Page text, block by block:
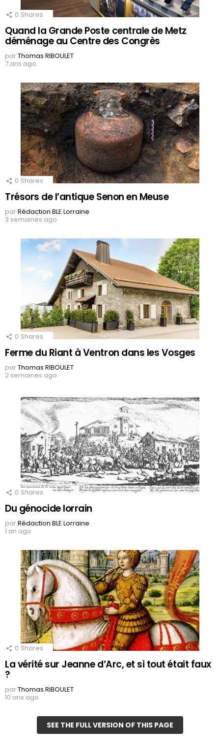
0 Shares
Quand la Grande Poste centrale de Metz
déménage au Centre des Congrès
parThomas RIBOULET
7 ans ago
0 Shares
Trésors de l’antique Senon en Meuse
parRédaction BLE Lorraine
3 semaines ago
0 Shares
Ferme du Riant à Ventron dans les Vosges
parThomas RIBOULET
2 semaines ago
0 Shares
Du génocide lorrain
parRédaction BLE Lorraine
1 an ago
0 Shares
La vérité sur Jeanne d’Arc, et si tout était faux
?
parThomas RIBOULET
10 ans ago
SEE THE FULL VERSION OF THIS PAGE